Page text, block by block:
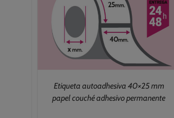
Etiqueta autoadhesiva 40×25 mm
papel couché adhesivo permanente
DETALLES